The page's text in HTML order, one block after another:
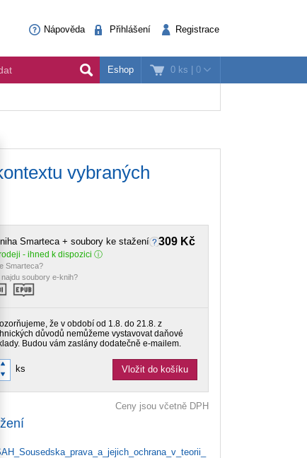
Nápověda Přihlášení Registrace
0 ks | 0
Eshop
vybraných
309 Kč
Smarteca + soubory ke stažení
- ihned k dispozici
Smarteca?
najdu soubory e-knih?
že v období od 1.8. do 21.8. z
důvodů nemůžeme vystavovat daňové
Budou vám zaslány dodatečně e-mailem.
ks Vložit do košíku
Ceny jsou včetně DPH